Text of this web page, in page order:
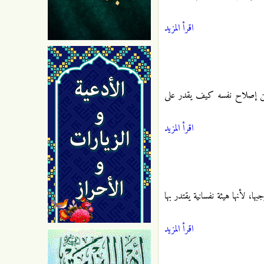
اقرأ المزيد
عن إصلاح نفسه كيف يقدر على
اقرأ المزيد
لأنها هيئة نفسانية يقتدر بها
اقرأ المزيد